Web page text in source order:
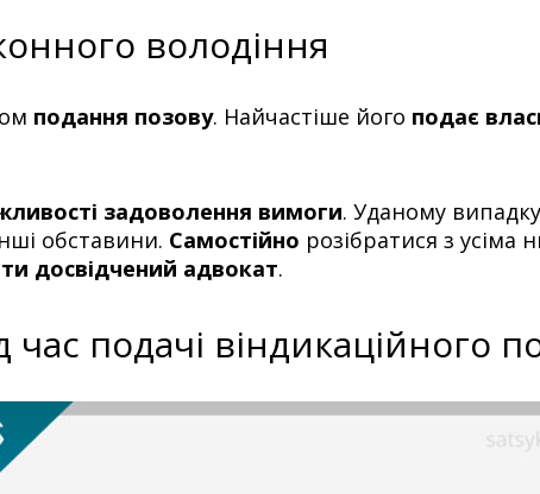
володіння
подання позову. Найчастіше його подає
задоволення вимоги. Уданому
обставини. Самостійно розібратися з усіма
досвідчений адвокат.
подачі віндикаційного